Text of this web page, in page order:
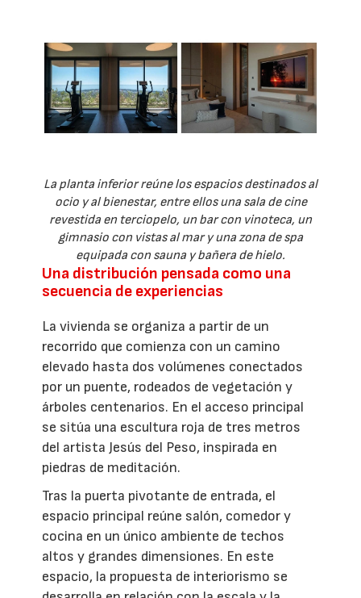
La planta inferior reúne los espacios destinados al
ocio y al bienestar, entre ellos una sala de cine
revestida en terciopelo, un bar con vinoteca, un
gimnasio con vistas al mar y una zona de spa
equipada con sauna y bañera de hielo.
Una distribución pensada como una
secuencia de experiencias
La vivienda se organiza a partir de un
recorrido que comienza con un camino
elevado hasta dos volúmenes conectados
por un puente, rodeados de vegetación y
árboles centenarios. En el acceso principal
se sitúa una escultura roja de tres metros
del artista Jesús del Peso, inspirada en
piedras de meditación.
Tras la puerta pivotante de entrada, el
espacio principal reúne salón, comedor y
cocina en un único ambiente de techos
altos y grandes dimensiones. En este
espacio, la propuesta de interiorismo se